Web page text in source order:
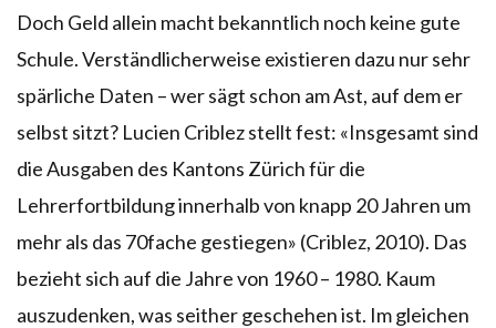
Doch Geld allein macht bekanntlich noch keine gute
Schule. Verständlicherweise existieren dazu nur sehr
spärliche Daten – wer sägt schon am Ast, auf dem er
selbst sitzt? Lucien Criblez stellt fest: «Insgesamt sind
die Ausgaben des Kantons Zürich für die
Lehrerfortbildung innerhalb von knapp 20 Jahren um
mehr als das 70fache gestiegen» (Criblez, 2010). Das
bezieht sich auf die Jahre von 1960 – 1980. Kaum
auszudenken, was seither geschehen ist. Im gleichen